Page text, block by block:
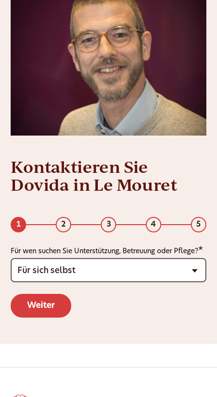
Kontaktieren Sie
Dovida in Le Mouret
1 2 3 4 5
Für wen suchen Sie Unterstützung, Betreuung oder Pflege?